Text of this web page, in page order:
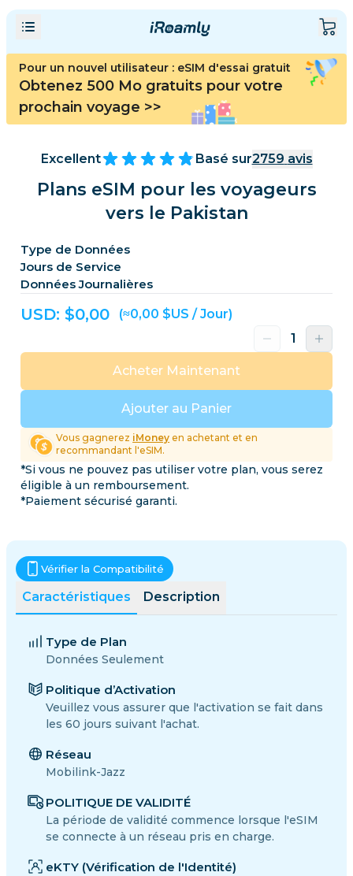
Pour un nouvel utilisateur : eSIM d'essai gratuit
Obtenez 500 Mo gratuits pour votre
prochain voyage >>
Excellent Basé sur2759 avis
Plans eSIM pour les voyageurs
vers le Pakistan
Type de Données
Jours de Service
Données Journalières
USD: $0,00 (≈0,00 $US / Jour)
Ajouter au Panier
Acheter Maintenant
Vous gagnerez iMoney en achetant et en
recommandant l'eSIM.
*Si vous ne pouvez pas utiliser votre plan, vous serez
éligible à un remboursement.
*Paiement sécurisé garanti.
Caractéristiques Description
Vérifier la Compatibilité
Type de Plan
Données Seulement
Politique d’Activation
Veuillez vous assurer que l'activation se fait dans
les 60 jours suivant l'achat.
Réseau
Mobilink-Jazz
POLITIQUE DE VALIDITÉ
La période de validité commence lorsque l'eSIM
se connecte à un réseau pris en charge.
eKTY (Vérification de l'Identité)